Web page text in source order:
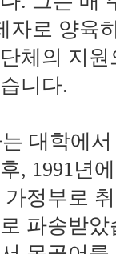
자로 양육
체의 지
니다.
대학에
, 1991년
정부로
파송받